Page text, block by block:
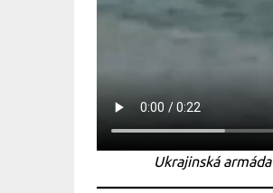
Ukrajinská